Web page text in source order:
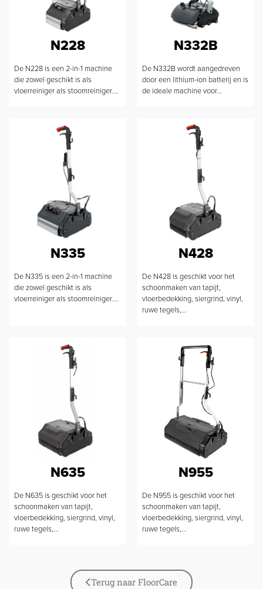
N228
De N228 is een 2-in-1 machine
die zowel geschikt is als
vloerreiniger als stoomreiniger....
N332B
De N332B wordt aangedreven
door een lithium-ion batterij en is
de ideale machine voor...
N335
De N335 is een 2-in-1 machine
die zowel geschikt is als
vloerreiniger als stoomreiniger....
N428
De N428 is geschikt voor het
schoonmaken van tapijt,
vloerbedekking, siergrind, vinyl,
ruwe tegels,...
N635
De N635 is geschikt voor het
schoonmaken van tapijt,
vloerbedekking, siergrind, vinyl,
ruwe tegels,...
N955
De N955 is geschikt voor het
schoonmaken van tapijt,
vloerbedekking, siergrind, vinyl,
ruwe tegels,...
Terug naar FloorCare